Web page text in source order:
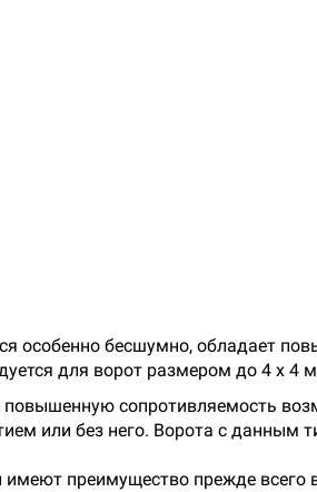
особенно бесшумно, обладает
для ворот размером до 4 x 4
повышенную сопротивляемость
или без него. Ворота с данным
преимущество прежде всего